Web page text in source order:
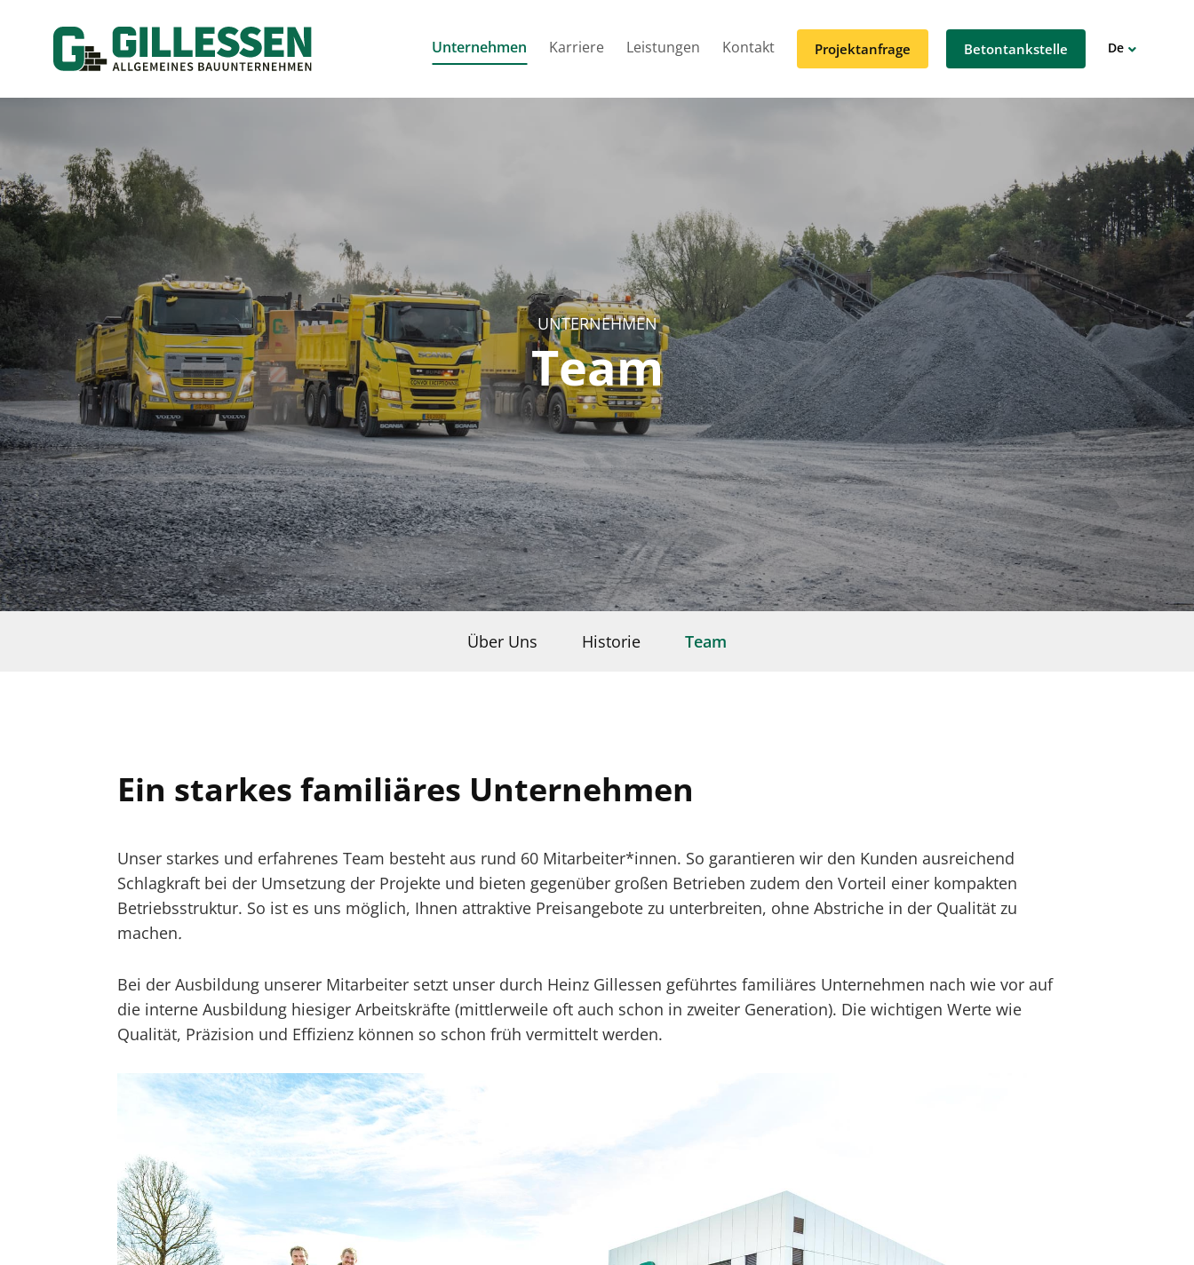
Unternehmen Karriere Leistungen Kontakt Projektanfrage Betontankstelle
De
UNTERNEHMEN
Team
Über Uns Historie Team
Ein starkes familiäres Unternehmen
Unser starkes und erfahrenes Team besteht aus rund 60 Mitarbeiter*innen. So garantieren wir den Kunden ausreichend
Schlagkraft bei der Umsetzung der Projekte und bieten gegenüber großen Betrieben zudem den Vorteil einer kompakten
Betriebsstruktur. So ist es uns möglich, Ihnen attraktive Preisangebote zu unterbreiten, ohne Abstriche in der Qualität zu
machen.
Bei der Ausbildung unserer Mitarbeiter setzt unser durch Heinz Gillessen geführtes familiäres Unternehmen nach wie vor auf
die interne Ausbildung hiesiger Arbeitskräfte (mittlerweile oft auch schon in zweiter Generation). Die wichtigen Werte wie
Qualität, Präzision und Effizienz können so schon früh vermittelt werden.